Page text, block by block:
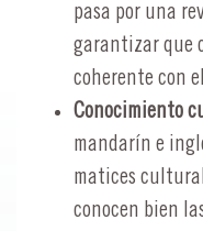
pasa por una
garantizar que
coherente con
Conocimiento
mandarín e
matices
conocen bien